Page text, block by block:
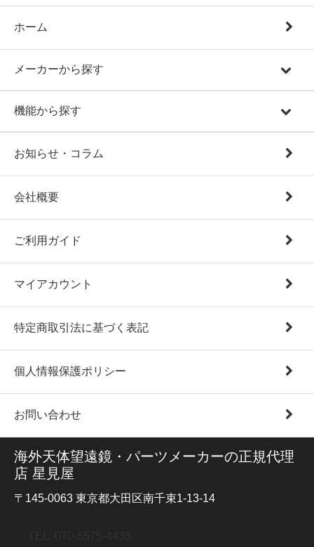
ホーム
メーカーから探す
機能から探す
お知らせ・コラム
会社概要
ご利用ガイド
マイアカウント
特定商取引法に基づく表記
個人情報保護ポリシー
お問い合わせ
海外天体望遠鏡・パーツメーカーの正規代理
店 星見屋
〒145-0063 東京都大田区南千束1-13-14